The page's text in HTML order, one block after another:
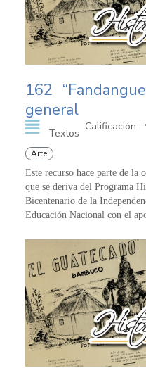
162
general
Textos
Calificación
Arte
Este recurso hace parte de la
que se deriva del Programa
Bicentenario de la
Educación Nacional con el